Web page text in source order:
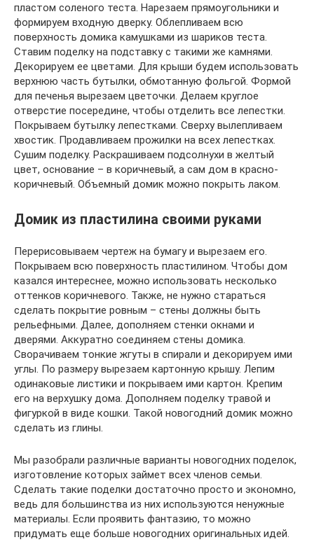
пластом соленого теста. Нарезаем прямоугольники и
формируем входную дверку. Облепливаем всю
поверхность домика камушками из шариков теста.
Ставим поделку на подставку с такими же камнями.
Декорируем ее цветами. Для крыши будем использовать
верхнюю часть бутылки, обмотанную фольгой. Формой
для печенья вырезаем цветочки. Делаем круглое
отверстие посередине, чтобы отделить все лепестки.
Покрываем бутылку лепестками. Сверху вылепливаем
хвостик. Продавливаем прожилки на всех лепестках.
Сушим поделку. Раскрашиваем подсолнухи в желтый
цвет, основание – в коричневый, а сам дом в красно-
коричневый. Объемный домик можно покрыть лаком.
Домик из пластилина своими руками
Перерисовываем чертеж на бумагу и вырезаем его.
Покрываем всю поверхность пластилином. Чтобы дом
казался интереснее, можно использовать несколько
оттенков коричневого. Также, не нужно стараться
сделать покрытие ровным – стены должны быть
рельефными. Далее, дополняем стенки окнами и
дверями. Аккуратно соединяем стены домика.
Сворачиваем тонкие жгуты в спирали и декорируем ими
углы. По размеру вырезаем картонную крышу. Лепим
одинаковые листики и покрываем ими картон. Крепим
его на верхушку дома. Дополняем поделку травой и
фигуркой в виде кошки. Такой новогодний домик можно
сделать из глины.
Мы разобрали различные варианты новогодних поделок,
изготовление которых займет всех членов семьи.
Сделать такие поделки достаточно просто и экономно,
ведь для большинства из них используются ненужные
материалы. Если проявить фантазию, то можно
придумать еще больше новогодних оригинальных идей.